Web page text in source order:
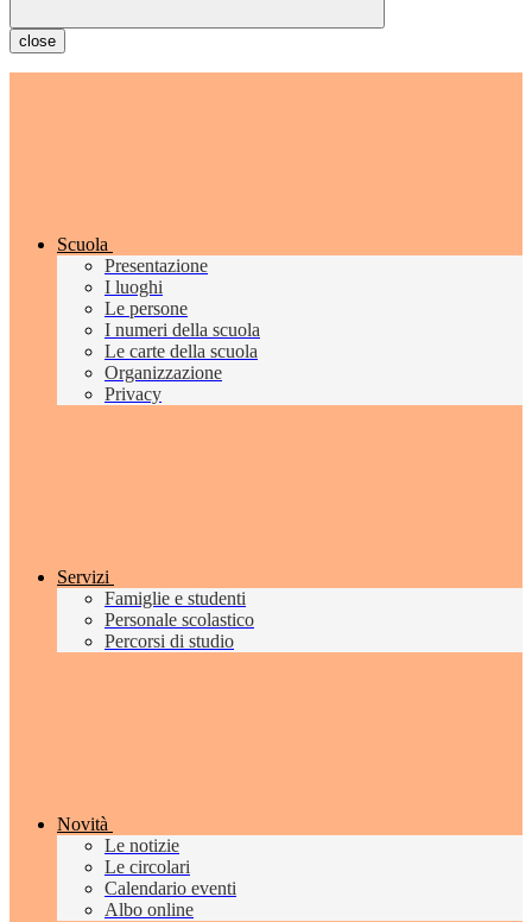
close
Scuola
Presentazione
I luoghi
Le persone
I numeri della scuola
Le carte della scuola
Organizzazione
Privacy
Servizi
Famiglie e studenti
Personale scolastico
Percorsi di studio
Novità
Le notizie
Le circolari
Calendario eventi
Albo online